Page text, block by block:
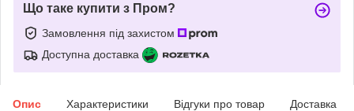
Що таке купити з Пром?
Замовлення під захистом
Доступна доставка
Опис Характеристики Відгуки про товар Доставка